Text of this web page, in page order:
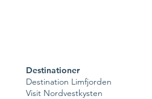
Destinationer
Destination Limfjorden
Visit Nordvestkysten